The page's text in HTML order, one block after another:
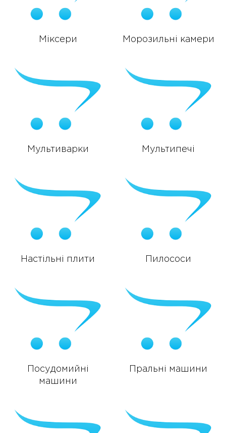
Міксери Морозильні камери
Мультиварки Мультипечі
Настільні плити Пилососи
Посудомийні
машини
Пральні машини